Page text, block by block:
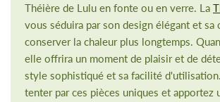
Théière de Lulu en fonte ou en verre. La
vous séduira par son design élégant et sa
conserver la chaleur plus longtemps.
elle offrira un moment de plaisir et de
style sophistiqué et sa facilité
tenter par ces pièces uniques et apportez